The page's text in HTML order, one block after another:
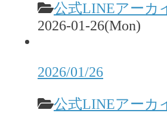
公式LINEアーカ
2026-01-26(Mon)
2026/01/26
公式LINEアーカ